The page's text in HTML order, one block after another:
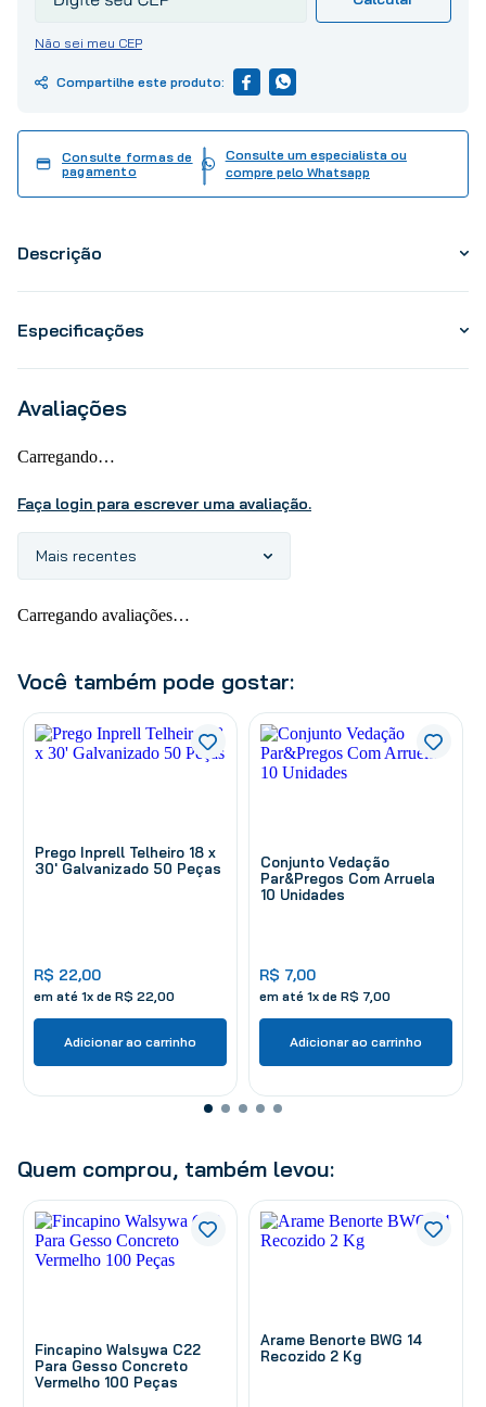
Não sei meu CEP
Consulte formas de
pagamento
Consulte um especialista ou
compre pelo Whatsapp
Descrição
Especificações
Avaliações
Carregando…
Faça login para escrever uma avaliação.
Mais recentes
Carregando avaliações…
Você também pode gostar:
Prego Inprell Telheiro 18 x
30' Galvanizado 50 Peças
R$ 22,00
em até 1x de R$ 22,00
Adicionar ao carrinho
Conjunto Vedação
Par&Pregos Com Arruela
10 Unidades
R$ 7,00
em até 1x de R$ 7,00
Adicionar ao carrinho
Quem comprou, também levou:
Fincapino Walsywa C22
Para Gesso Concreto
Vermelho 100 Peças
Arame Benorte BWG 14
Recozido 2 Kg